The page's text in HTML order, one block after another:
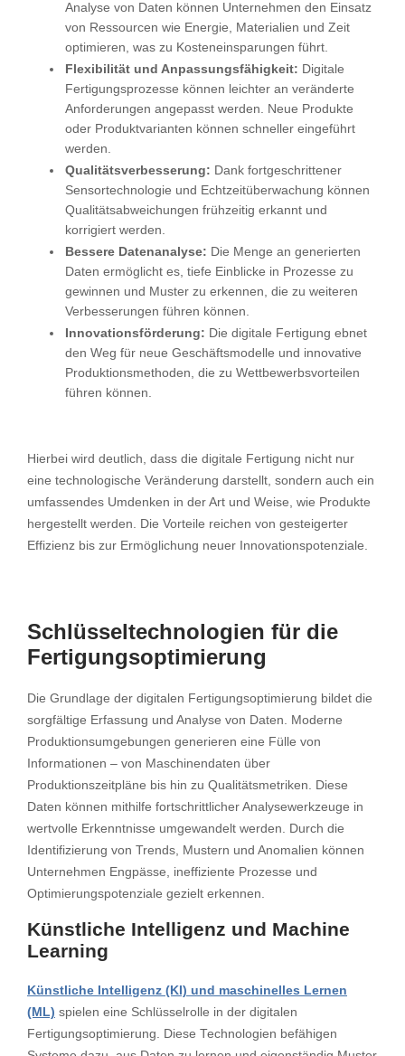
Analyse von Daten können Unternehmen den Einsatz
von Ressourcen wie Energie, Materialien und Zeit
optimieren, was zu Kosteneinsparungen führt.
Flexibilität und Anpassungsfähigkeit: Digitale
Fertigungsprozesse können leichter an veränderte
Anforderungen angepasst werden. Neue Produkte
oder Produktvarianten können schneller eingeführt
werden.
Qualitätsverbesserung: Dank fortgeschrittener
Sensortechnologie und Echtzeitüberwachung können
Qualitätsabweichungen frühzeitig erkannt und
korrigiert werden.
Bessere Datenanalyse: Die Menge an generierten
Daten ermöglicht es, tiefe Einblicke in Prozesse zu
gewinnen und Muster zu erkennen, die zu weiteren
Verbesserungen führen können.
Innovationsförderung: Die digitale Fertigung ebnet
den Weg für neue Geschäftsmodelle und innovative
Produktionsmethoden, die zu Wettbewerbsvorteilen
führen können.
Hierbei wird deutlich, dass die digitale Fertigung nicht nur
eine technologische Veränderung darstellt, sondern auch ein
umfassendes Umdenken in der Art und Weise, wie Produkte
hergestellt werden. Die Vorteile reichen von gesteigerter
Effizienz bis zur Ermöglichung neuer Innovationspotenziale.
Schlüsseltechnologien für die
Fertigungsoptimierung
Die Grundlage der digitalen Fertigungsoptimierung bildet die
sorgfältige Erfassung und Analyse von Daten. Moderne
Produktionsumgebungen generieren eine Fülle von
Informationen – von Maschinendaten über
Produktionszeitpläne bis hin zu Qualitätsmetriken. Diese
Daten können mithilfe fortschrittlicher Analysewerkzeuge in
wertvolle Erkenntnisse umgewandelt werden. Durch die
Identifizierung von Trends, Mustern und Anomalien können
Unternehmen Engpässe, ineffiziente Prozesse und
Optimierungspotenziale gezielt erkennen.
Künstliche Intelligenz und Machine
Learning
Künstliche Intelligenz (KI) und maschinelles Lernen
(ML) spielen eine Schlüsselrolle in der digitalen
Fertigungsoptimierung. Diese Technologien befähigen